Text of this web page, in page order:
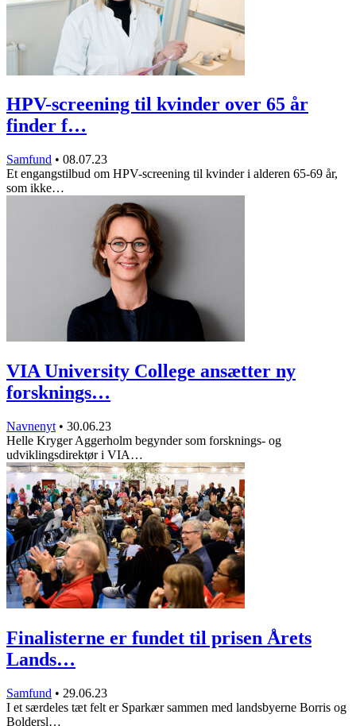
HPV-screening til kvinder over 65 år
finder f…
Samfund • 08.07.23
Et engangstilbud om HPV-screening til kvinder i alderen 65-69 år,
som ikke…
VIA University College ansætter ny
forsknings…
Navnenyt • 30.06.23
Helle Kryger Aggerholm begynder som forsknings- og
udviklingsdirektør i VIA…
Finalisterne er fundet til prisen Årets
Lands…
Samfund • 29.06.23
I et særdeles tæt felt er Sparkær sammen med landsbyerne Borris og
Boldersl…